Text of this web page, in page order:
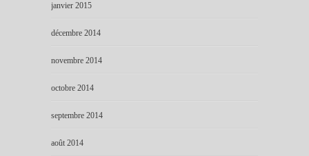
janvier 2015
décembre 2014
novembre 2014
octobre 2014
septembre 2014
août 2014